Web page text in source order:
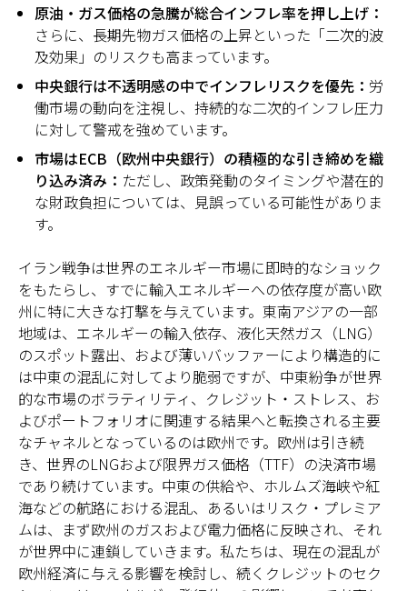
原油・ガス価格の急騰が総合インフレ率を押し上げ：
さらに、長期先物ガス価格の上昇といった「二次的波
及効果」のリスクも高まっています。
中央銀行は不透明感の中でインフレリスクを優先： 労
働市場の動向を注視し、持続的な二次的インフレ圧力
に対して警戒を強めています。
市場はECB（欧州中央銀行）の積極的な引き締めを織
り込み済み： ただし、政策発動のタイミングや潜在的
な財政負担については、見誤っている可能性がありま
す。
イラン戦争は世界のエネルギー市場に即時的なショック
をもたらし、すでに輸入エネルギーへの依存度が高い欧
州に特に大きな打撃を与えています。東南アジアの一部
地域は、エネルギーの輸入依存、液化天然ガス（LNG）
のスポット露出、および薄いバッファーにより構造的に
は中東の混乱に対してより脆弱ですが、中東紛争が世界
的な市場のボラティリティ、クレジット・ストレス、お
よびポートフォリオに関連する結果へと転換される主要
なチャネルとなっているのは欧州です。欧州は引き続
き、世界のLNGおよび限界ガス価格（TTF）の決済市場
であり続けています。中東の供給や、ホルムズ海峡や紅
海などの航路における混乱、あるいはリスク・プレミア
ムは、まず欧州のガスおよび電力価格に反映され、それ
が世界中に連鎖していきます。私たちは、現在の混乱が
欧州経済に与える影響を検討し、続くクレジットのセク